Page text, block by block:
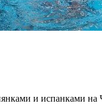
и испанками на